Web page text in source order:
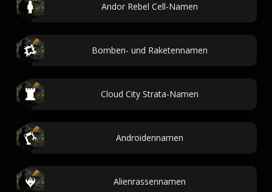
Andor Rebel Cell-Namen
Bomben- und Raketennamen
Cloud City Strata-Namen
Androidennamen
Alienrassennamen